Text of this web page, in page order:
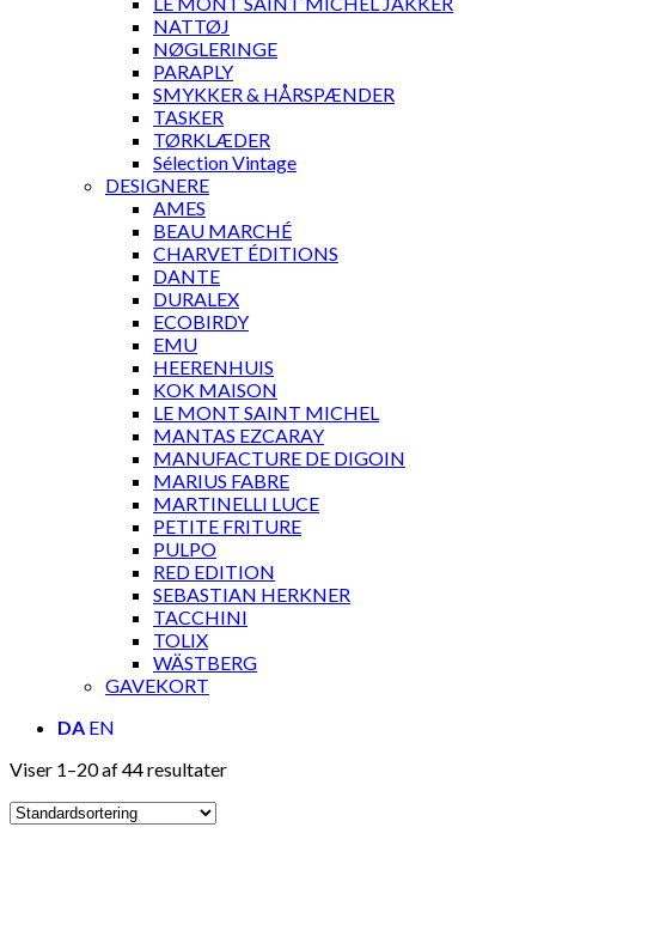
NATTØJ
NØGLERINGE
PARAPLY
SMYKKER & HÅRSPÆNDER
TASKER
TØRKLÆDER
Sélection Vintage
DESIGNERE
AMES
BEAU MARCHÉ
CHARVET ÉDITIONS
DANTE
DURALEX
ECOBIRDY
EMU
HEERENHUIS
KOK MAISON
LE MONT SAINT MICHEL
MANTAS EZCARAY
MANUFACTURE DE DIGOIN
MARIUS FABRE
MARTINELLI LUCE
PETITE FRITURE
PULPO
RED EDITION
SEBASTIAN HERKNER
TACCHINI
TOLIX
WÄSTBERG
GAVEKORT
DA EN
Viser 1–20 af 44 resultater